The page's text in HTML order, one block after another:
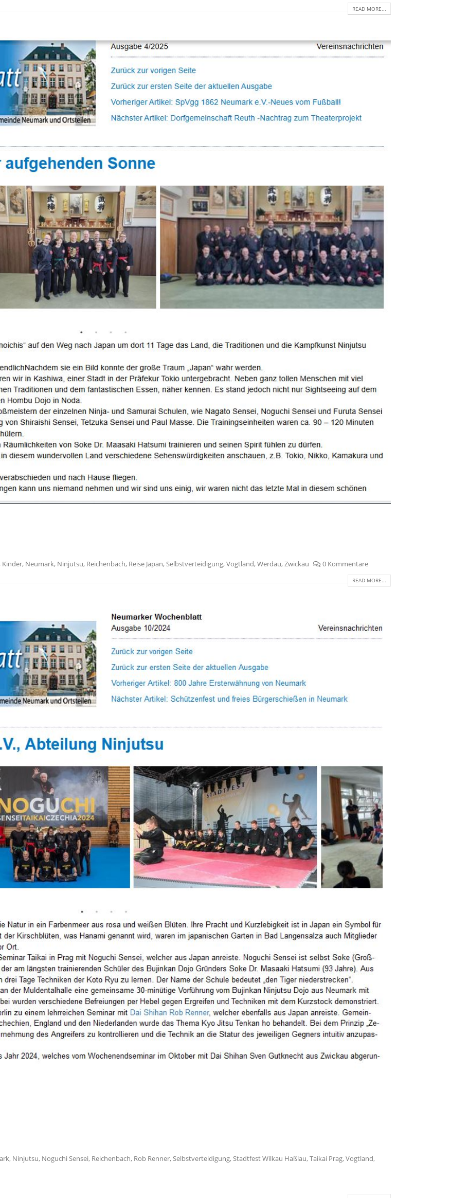
READ MORE...
Kinder, Neumark, Ninjutsu, Reichenbach, Reise Japan,Selbstverteidigung,Vogtland,Werdau,Zwickau 0 Kommentare
READ MORE...
, Ninjutsu, Noguchi Sensei, Reichenbach, Rob Renner,Selbstverteidigung,Stadtfest Wilkau Haßlau,Taikai Prag,Vogtland,